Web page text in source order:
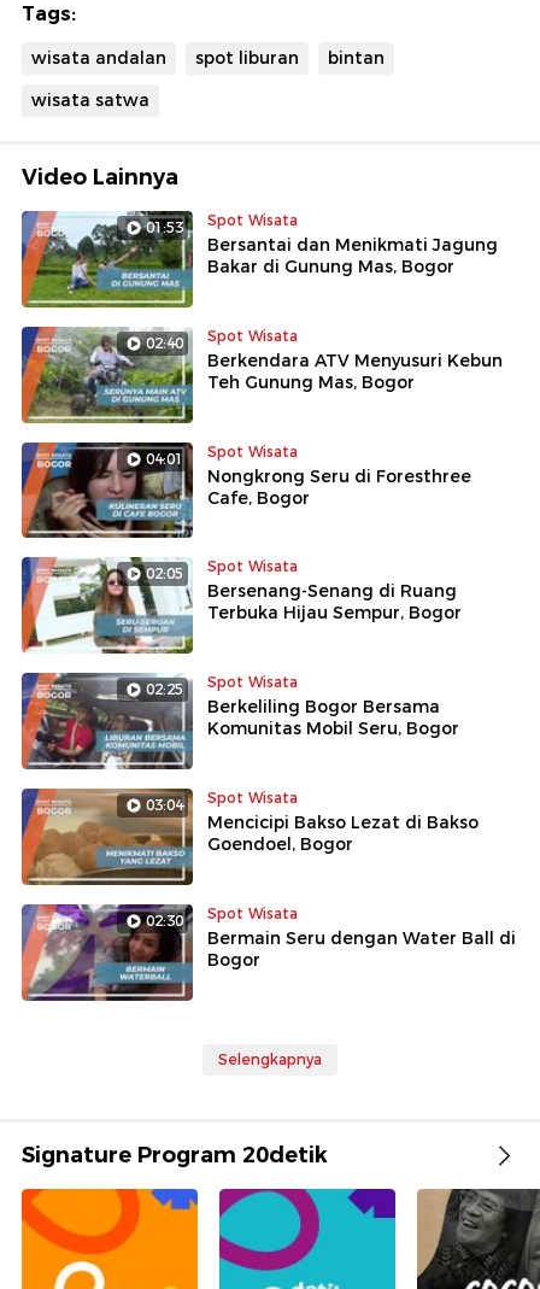
Tags:
wisata andalan spot liburan
bintan
wisata satwa
Video Lainnya
01:53 Spot Wisata
Bersantai dan Menikmati Jagung
Bakar di Gunung Mas, Bogor
02:40 Spot Wisata
Berkendara ATV Menyusuri Kebun
Teh Gunung Mas, Bogor
04:01 Spot Wisata
Nongkrong Seru di Foresthree
Cafe, Bogor
02:05 Spot Wisata
Bersenang-Senang di Ruang
Terbuka Hijau Sempur, Bogor
02:25 Spot Wisata
Berkeliling Bogor Bersama
Komunitas Mobil Seru, Bogor
03:04 Spot Wisata
Mencicipi Bakso Lezat di Bakso
Goendoel, Bogor
02:30 Spot Wisata
Bermain Seru dengan Water Ball di
Bogor
Selengkapnya
Signature Program 20detik